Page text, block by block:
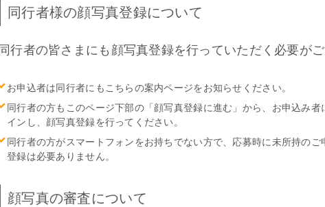
同行者様の顔写真登録について
同行者の皆さまにも顔写真登録を行っていただく必要がご
お申込者は同行者にもこちらの案内ページをお知らせください。
同行者の方もこのページ下部の「顔写真登録に進む」から、お申込み
インし、顔写真登録を行ってください。
同行者の方がスマートフォンをお持ちでない方で、応募時に未所持の
登録は必要ありません。
顔写真の審査について